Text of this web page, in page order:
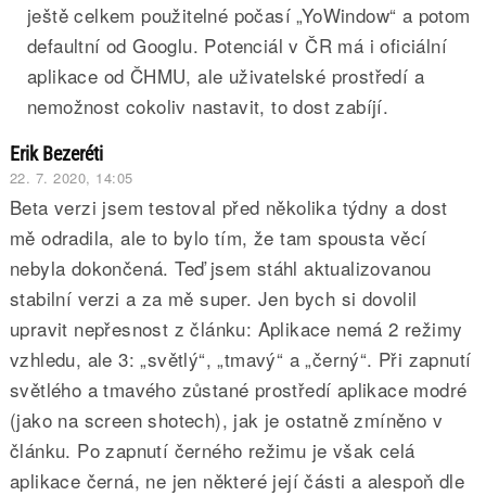
ještě celkem použitelné počasí „YoWindow“ a potom
defaultní od Googlu. Potenciál v ČR má i oficiální
aplikace od ČHMU, ale uživatelské prostředí a
nemožnost cokoliv nastavit, to dost zabíjí.
Erik Bezeréti
22. 7. 2020, 14:05
Beta verzi jsem testoval před několika týdny a dost
mě odradila, ale to bylo tím, že tam spousta věcí
nebyla dokončená. Teď jsem stáhl aktualizovanou
stabilní verzi a za mě super. Jen bych si dovolil
upravit nepřesnost z článku: Aplikace nemá 2 režimy
vzhledu, ale 3: „světlý“, „tmavý“ a „černý“. Při zapnutí
světlého a tmavého zůstané prostředí aplikace modré
(jako na screen shotech), jak je ostatně zmíněno v
článku. Po zapnutí černého režimu je však celá
aplikace černá, ne jen některé její části a alespoň dle